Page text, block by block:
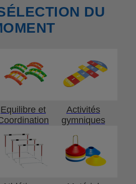
DU
Equilibre et
Activités
gymniques